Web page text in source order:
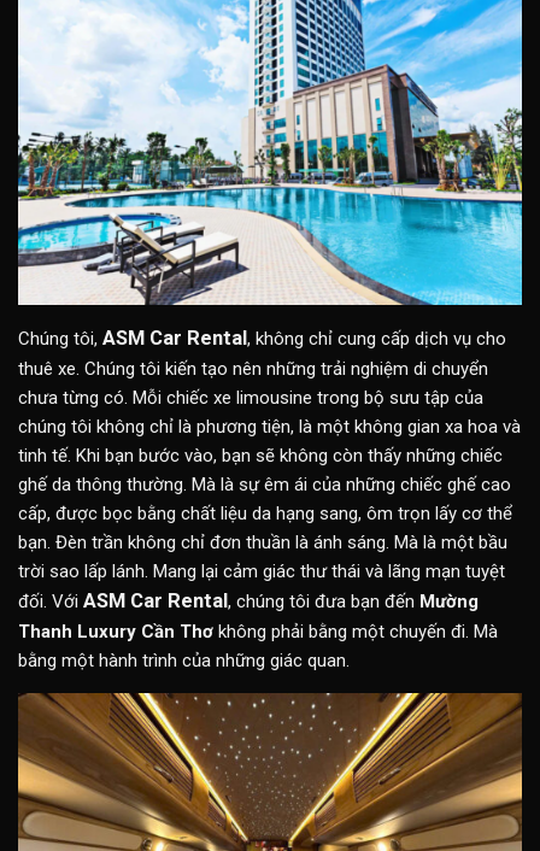
Chúng tôi, ASM Car Rental, không chỉ cung cấp dịch vụ cho
thuê xe. Chúng tôi kiến tạo nên những trải nghiệm di chuyển
chưa từng có. Mỗi chiếc xe limousine trong bộ sưu tập của
chúng tôi không chỉ là phương tiện, là một không gian xa hoa và
tinh tế. Khi bạn bước vào, bạn sẽ không còn thấy những chiếc
ghế da thông thường. Mà là sự êm ái của những chiếc ghế cao
cấp, được bọc bằng chất liệu da hạng sang, ôm trọn lấy cơ thể
bạn. Đèn trần không chỉ đơn thuần là ánh sáng. Mà là một bầu
trời sao lấp lánh. Mang lại cảm giác thư thái và lãng mạn tuyệt
đối. Với ASM Car Rental, chúng tôi đưa bạn đến Mường
Thanh Luxury Cần Thơ không phải bằng một chuyến đi. Mà
bằng một hành trình của những giác quan.